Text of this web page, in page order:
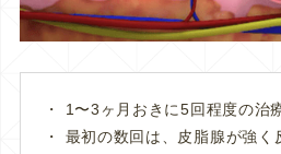
1〜3ヶ月おきに5回程度の治
最初の数回は、皮脂腺が強